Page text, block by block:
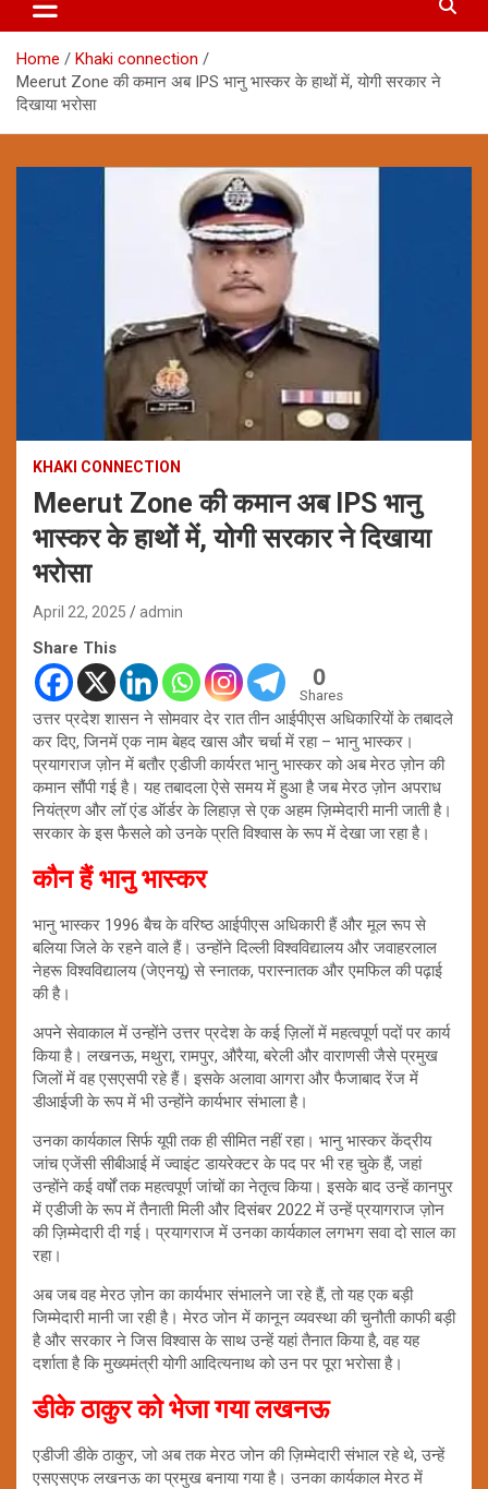
Home
Khaki connection
Meerut Zone की कमान अब IPS भानु भास्कर के हाथों में, योगी सरकार ने
दिखाया भरोसा
KHAKI CONNECTION
Meerut Zone की कमान अब IPS भानु
भास्कर के हाथों में, योगी सरकार ने दिखाया
भरोसा
April 22, 2025 admin
Share This
0
Shares
उत्तर प्रदेश शासन ने सोमवार देर रात तीन आईपीएस अधिकारियों के तबादले
कर दिए, जिनमें एक नाम बेहद खास और चर्चा में रहा – भानु भास्कर।
प्रयागराज ज़ोन में बतौर एडीजी कार्यरत भानु भास्कर को अब मेरठ ज़ोन की
कमान सौंपी गई है। यह तबादला ऐसे समय में हुआ है जब मेरठ ज़ोन अपराध
नियंत्रण और लॉ एंड ऑर्डर के लिहाज़ से एक अहम ज़िम्मेदारी मानी जाती है।
सरकार के इस फैसले को उनके प्रति विश्वास के रूप में देखा जा रहा है।
कौन हैं भानु भास्कर
भानु भास्कर 1996 बैच के वरिष्ठ आईपीएस अधिकारी हैं और मूल रूप से
बलिया जिले के रहने वाले हैं। उन्होंने दिल्ली विश्वविद्यालय और जवाहरलाल
नेहरू विश्वविद्यालय (जेएनयू) से स्नातक, परास्नातक और एमफिल की पढ़ाई
की है।
अपने सेवाकाल में उन्होंने उत्तर प्रदेश के कई ज़िलों में महत्वपूर्ण पदों पर कार्य
किया है। लखनऊ, मथुरा, रामपुर, औरैया, बरेली और वाराणसी जैसे प्रमुख
जिलों में वह एसएसपी रहे हैं। इसके अलावा आगरा और फैजाबाद रेंज में
डीआईजी के रूप में भी उन्होंने कार्यभार संभाला है।
उनका कार्यकाल सिर्फ यूपी तक ही सीमित नहीं रहा। भानु भास्कर केंद्रीय
जांच एजेंसी सीबीआई में ज्वाइंट डायरेक्टर के पद पर भी रह चुके हैं, जहां
उन्होंने कई वर्षों तक महत्वपूर्ण जांचों का नेतृत्व किया। इसके बाद उन्हें कानपुर
में एडीजी के रूप में तैनाती मिली और दिसंबर 2022 में उन्हें प्रयागराज ज़ोन
की ज़िम्मेदारी दी गई। प्रयागराज में उनका कार्यकाल लगभग सवा दो साल का
रहा।
अब जब वह मेरठ ज़ोन का कार्यभार संभालने जा रहे हैं, तो यह एक बड़ी
जिम्मेदारी मानी जा रही है। मेरठ जोन में कानून व्यवस्था की चुनौती काफी बड़ी
है और सरकार ने जिस विश्वास के साथ उन्हें यहां तैनात किया है, वह यह
दर्शाता है कि मुख्यमंत्री योगी आदित्यनाथ को उन पर पूरा भरोसा है।
डीके ठाकुर को भेजा गया लखनऊ
एडीजी डीके ठाकुर, जो अब तक मेरठ जोन की ज़िम्मेदारी संभाल रहे थे, उन्हें
एसएसएफ लखनऊ का प्रमुख बनाया गया है। उनका कार्यकाल मेरठ में